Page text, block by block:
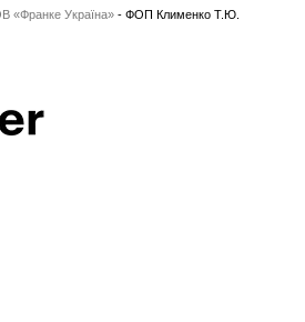
«Франке Україна»- ФОП Клименко Т.Ю.